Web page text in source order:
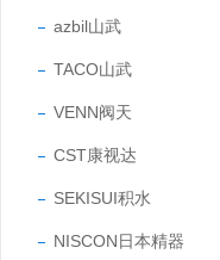
azbil山武
TACO山武
VENN阀天
CST康视达
SEKISUI积水
NISCON日本精器